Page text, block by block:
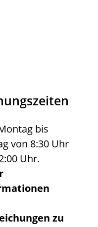
bis
von 8:30 Uhr
Uhr.
zu